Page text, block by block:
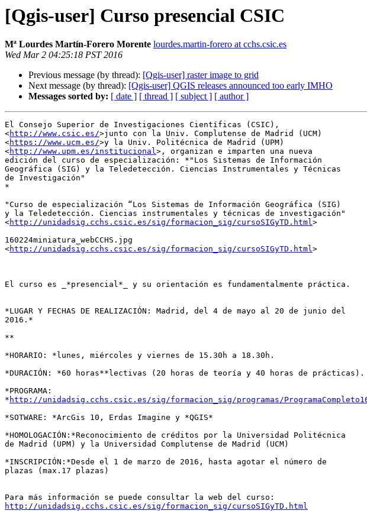
[Qgis-user] Curso presencial CSIC
Mª Lourdes Martín-Forero Morente lourdes.martin-forero at cchs.csic.es
Wed Mar 2 04:25:18 PST 2016
Previous message (by thread): [Qgis-user] raster image to grid
Next message (by thread): [Qgis-user] QGIS releases announced too early IMHO
Messages sorted by: [ date ] [ thread ] [ subject ] [ author ]
El Consejo Superior de Investigaciones Científicas (CSIC),
<http://www.csic.es/>junto con la Univ. Complutense de Madrid (UCM)
<https://www.ucm.es/>y la Univ. Politécnica de Madrid (UPM)
<http://www.upm.es/institucional>, organizan e imparten una nueva
edición del curso de especialización: *"Los Sistemas de Información
Geográfica (SIG) y la Teledetección. Ciencias Instrumentales y Técnicas
de Investigación"
*
"Curso de especialización “Los Sistemas de Información Geográfica (SIG)
y la Teledetección. Ciencias instrumentales y técnicas de investigación"
<http://unidadsig.cchs.csic.es/sig/formacion_sig/cursoSIGyTD.html>
160224miniatura_webCCHS.jpg
<http://unidadsig.cchs.csic.es/sig/formacion_sig/cursoSIGyTD.html>
El curso es _*presencial*_ y su orientación es fundamentalmente práctica.
*LUGAR Y FECHAS DE REALIZACIÓN: Madrid, del 4 de mayo al 20 de junio del
2016.*
**
*HORARIO: *lunes, miércoles y viernes de 15.30h a 18.30h.
*DURACIÓN: *60 horas**lectivas (20 horas de teoría y 40 horas de prácticas).
*PROGRAMA:
* http://unidadsig.cchs.csic.es/sig/formacion_sig/programas/
*SOTWARE: *ArcGis 10, Erdas Imagine y *QGIS*
*HOMOLOGACIÓN:*Reconocimiento de créditos por la Universidad Politécnica
de Madrid (UPM) y la Universidad Complutense de Madrid (UCM)
*INSCRIPCIÓN:*Desde el 1 de marzo de 2016, hasta agotar el número de
plazas (max.17 plazas)
http://unidadsig.cchs.csic.es/sig/formacion_sig/cursoSIGyTD.html